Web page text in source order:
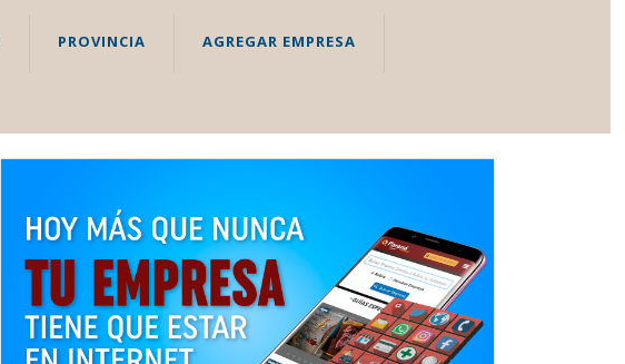
PROVINCIA AGREGAR EMPRESA